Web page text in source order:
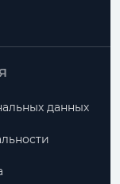
данных